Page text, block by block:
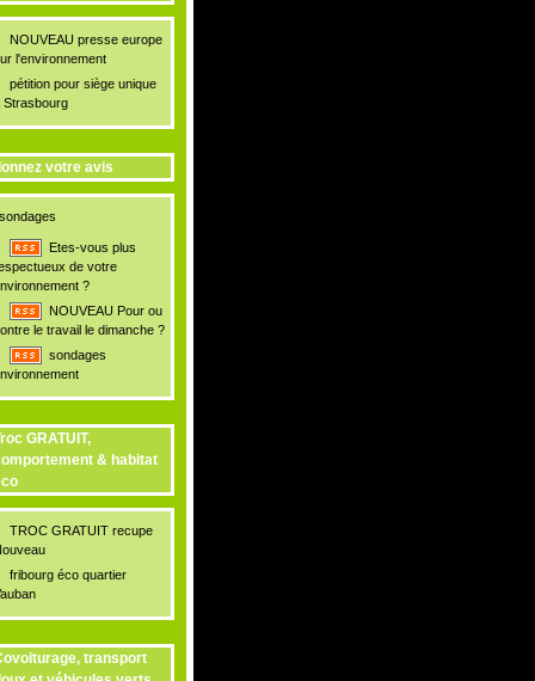
NOUVEAU presse europe
l'environnement
pétition pour siège unique
Strasbourg
votre avis
sondages
Etes-vous plus
de votre
?
NOUVEAU Pour ou
le travail le dimanche ?
sondages
GRATUIT,
& habitat
TROC GRATUIT recupe
fribourg éco quartier
transport